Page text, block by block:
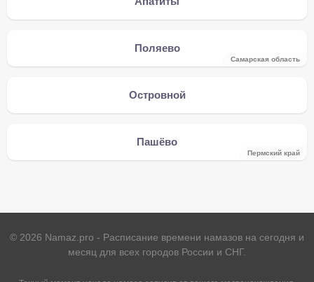
Поляево
Самарская область
Островной
Пашёво
Пермский край
© 2026 Namaz.pro - Расписание времени намазов на сегодня и
месяц для всех городов России и СНГ.